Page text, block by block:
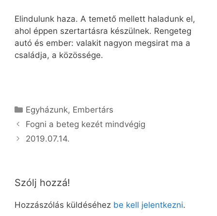
Elindulunk haza. A temető mellett haladunk el,
ahol éppen szertartásra készülnek. Rengeteg
autó és ember: valakit nagyon megsirat ma a
családja, a közössége.
Kategória
Egyházunk, Embertárs
Fogni a beteg kezét mindvégig
2019.07.14.
Szólj hozzá!
Hozzászólás küldéséhez be kell jelentkezni.